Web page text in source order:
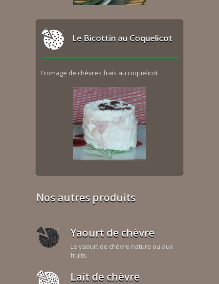
Le Bicottin au Coquelicot
Fromage de chèvres frais au coquelicot
Nos autres produits
Yaourt de chèvre
Le yaourt de chèvre nature ou aux
fruits.
Lait de chèvre